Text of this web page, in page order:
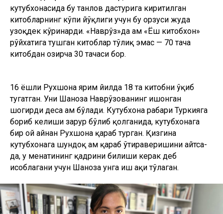
кутубхонасида бу танлов дастурига киритилган
китобларнинг кўпи йўқлиги учун бу орзуси жуда
узоқдек кўринарди. «Наврўз»да ҳам «Ёш китобхон»
рўйхатига тушган китоблар тўлиқ эмас — 70 тача
китобдан ҳозирча 30 тачаси бор.
16 ёшли Рухшона ярим йилда 18 та китобни ўқиб
тугатган. Уни Шаҳноза Наврўзованинг ишонган
шогирди деса ҳам бўлади. Кутубхона раҳбари Туркияга
бориб келиши зарур бўлиб қолганида, кутубхонага
бир ой айнан Рухшона қараб турган. Қизгина
кутубхонага шундоқ ҳам қараб ўтираверишини айтса-
да, у меҳнатининг қадрини билиши керак деб
ҳисоблагани учун Шаҳноза унга иш ҳақи тўлаган.